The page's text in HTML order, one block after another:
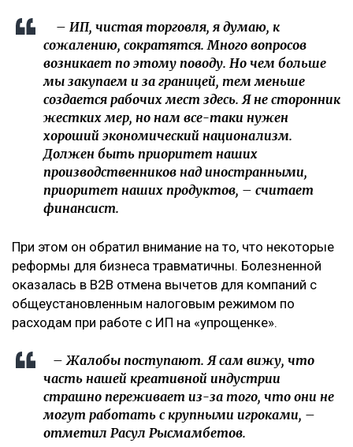
– ИП, чистая торговля, я думаю, к
сожалению, сократятся. Много вопросов
возникает по этому поводу. Но чем больше
мы закупаем и за границей, тем меньше
создается рабочих мест здесь. Я не сторонник
жестких мер, но нам все-таки нужен
хороший экономический национализм.
Должен быть приоритет наших
производственников над иностранными,
приоритет наших продуктов, – считает
финансист.
При этом он обратил внимание на то, что некоторые
реформы для бизнеса травматичны. Болезненной
оказалась в В2В отмена вычетов для компаний с
общеустановленным налоговым режимом по
расходам при работе с ИП на «упрощенке».
– Жалобы поступают. Я сам вижу, что
часть нашей креативной индустрии
страшно переживает из-за того, что они не
могут работать с крупными игроками, –
отметил Расул Рысмамбетов.